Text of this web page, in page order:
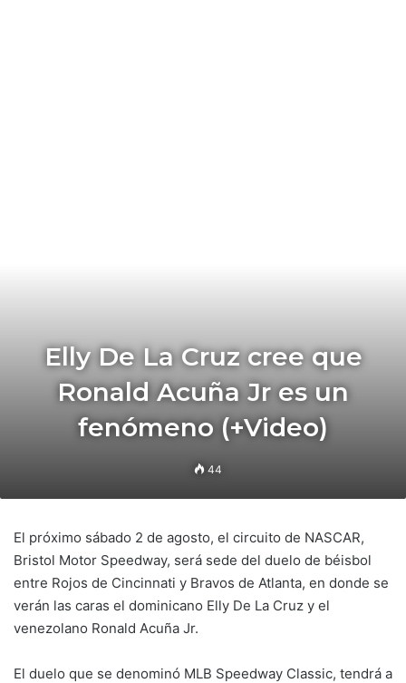
Elly De La Cruz cree que
Ronald Acuña Jr es un
fenómeno (+Video)
44
El próximo sábado 2 de agosto, el circuito de NASCAR,
Bristol Motor Speedway, será sede del duelo de béisbol
entre Rojos de Cincinnati y Bravos de Atlanta, en donde se
verán las caras el dominicano Elly De La Cruz y el
venezolano Ronald Acuña Jr.
El duelo que se denominó MLB Speedway Classic, tendrá a